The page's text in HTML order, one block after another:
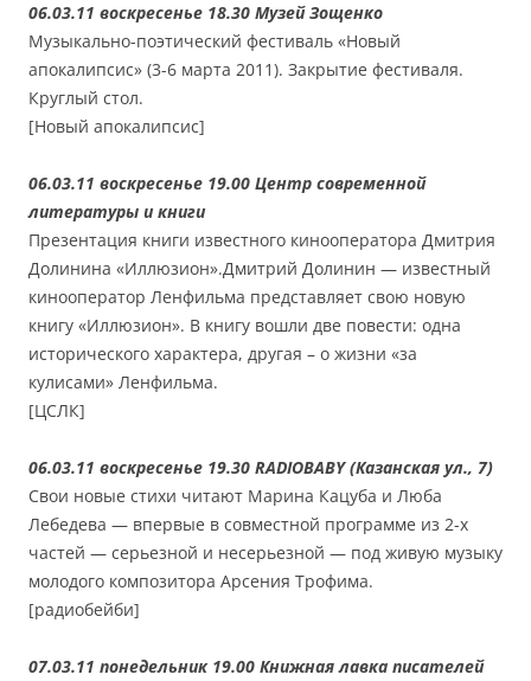
06.03.11 воскресенье 18.30 Музей Зощенко
Музыкально-поэтический фестиваль «Новый
апокалипсис» (3-6 марта 2011). Закрытие фестиваля.
Круглый стол.
[Новый апокалипсис]
06.03.11 воскресенье 19.00 Центр современной
литературы и книги
Презентация книги известного кинооператора Дмитрия
Долинина «Иллюзион».Дмитрий Долинин — известный
кинооператор Ленфильма представляет свою новую
книгу «Иллюзион». В книгу вошли две повести: одна
исторического характера, другая – о жизни «за
кулисами» Ленфильма.
[ЦСЛК]
06.03.11 воскресенье 19.30 RADIOBABY (Казанская ул., 7)
Свои новые стихи читают Марина Кацуба и Люба
Лебедева — впервые в совместной программе из 2-х
частей — серьезной и несерьезной — под живую музыку
молодого композитора Арсения Трофима.
[радиобейби]
07.03.11 понедельник 19.00 Книжная лавка писателей